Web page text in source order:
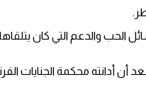
والدعم التي كان
أن أدانته محكمة